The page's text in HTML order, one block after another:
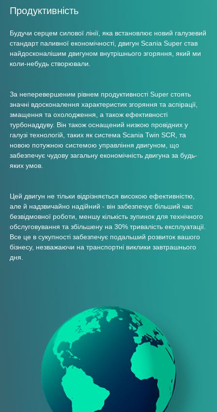
Продуктивність
Будучи серцем силової лінії, яка встановлює новий галузевий
стандарт паливної економічності, двигун Scania Super став
найдосконалішим двигуном внутрішнього згоряння, який ми
коли-небудь створювали.
За неперевершеним рівнем продуктивності Super стоять
значні вдосконалення характеристик згоряння та аспірації,
змащення та охолодження, а також ефективності
турбонаддуву. Він також оснащений низкою провідних у
галузі технологій, таких як система Scania Twin SCR, та
новою потужною системою управління двигуном, що
забезпечує чудову загальну економічність двигуна за будь-
яких умов.
Цей двигун не тільки відрізняється високою ефективністю,
але й надзвичайно надійний - він забезпечує більший час
безвідмовної роботи, меншу кількість зупинок для технічного
обслуговування та збільшену на 30% тривалість експлуатації.
Все це в сукупності забезпечує подальший розвиток вашого
бізнесу, незважаючи на транспортні виклики завтрашнього
дня.